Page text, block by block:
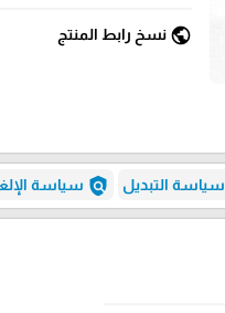
public نسخ رابط المنتج
سياسة التبديل policy سياسة